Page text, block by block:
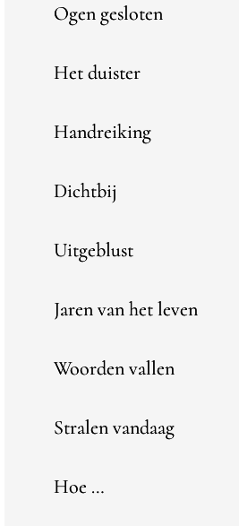
Ogen gesloten
Het duister
Handreiking
Dichtbij
Uitgeblust
Jaren van het leven
Woorden vallen
Stralen vandaag
Hoe …